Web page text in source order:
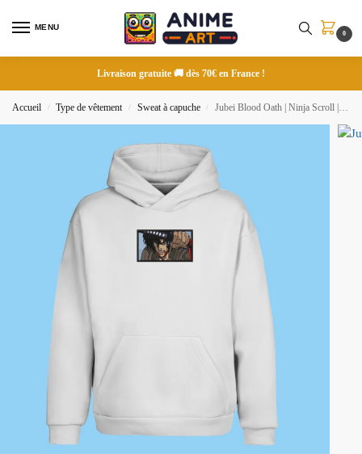
MENU
0
Livraison gratuite 🚚 dès 70€ en France !
Accueil / Type de vêtement / Sweat à capuche / Jubei Blood Oath | Ninja Scroll | Sweat à capuche brodé